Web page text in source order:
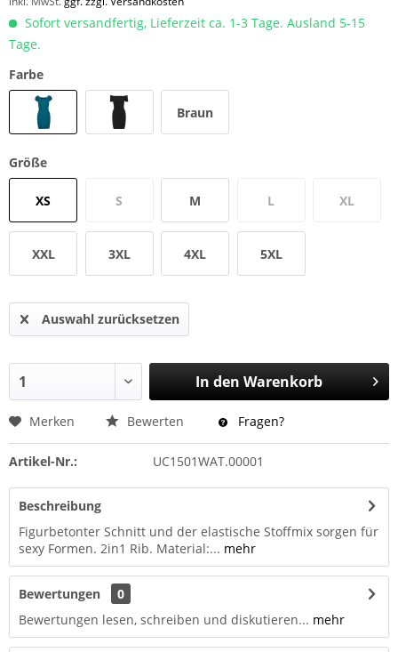
Sofort versandfertig, Lieferzeit ca. 1-3 Tage. Ausland 5-15
Tage.
Farbe
Braun
Größe
XS S M L XL
XXL 3XL 4XL 5XL
Auswahl zurücksetzen
In den Warenkorb
Merken Bewerten Fragen?
Artikel-Nr.: UC1501WAT.00001
Beschreibung
Figurbetonter Schnitt und der elastische Stoffmix sorgen für
sexy Formen. 2in1 Rib. Material:... mehr
Bewertungen
0
Bewertungen lesen, schreiben und diskutieren... mehr